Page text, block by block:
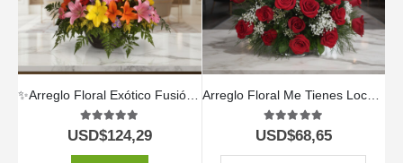
5.00out of 5
USD$124,29
Arreglo Floral Me Tienes Loco 🌹✨
5.00out of 5
USD$68,65